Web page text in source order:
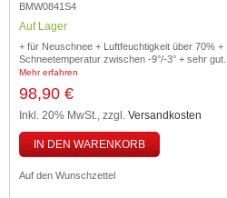
BMW0841S4
Auf Lager
+ für Neuschnee + Luftfeuchtigkeit über 70% +
Schneetemperatur zwischen -9°/-3° + sehr gut...
Mehr erfahren
98,90 €
Inkl. 20% MwSt., zzgl. Versandkosten
IN DEN WARENKORB
Auf den Wunschzettel